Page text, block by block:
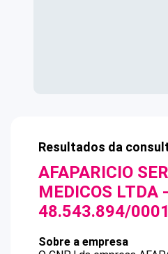
Resultados da
AFAPARICIO
MEDICOS LTDA
48.543.894/
Sobre a empresa